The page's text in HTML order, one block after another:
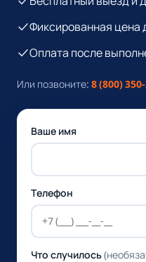
Фиксированная цена
Оплата после
Или позвоните: 8 (800)
Ваше имя
Телефон
Что случилось